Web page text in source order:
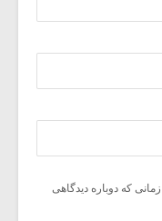
که دوباره دیدگاهی